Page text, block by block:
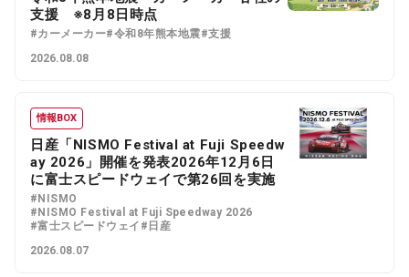
支援 ※8月8日時点
#カーメーカー#令和8年熊本地震#支援
2026.08.08
情報BOX
日産「NISMO Festival at Fuji Speedw
ay 2026」開催を発表2026年12月6日
に富士スピードウェイで第26回を実施
#NISMO
#NISMO Festival at Fuji Speedway 2026
#富士スピードウェイ #日産
2026.08.07